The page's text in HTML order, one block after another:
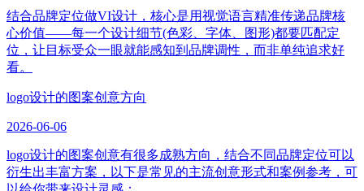
结合品牌定位做VI设计，核心是用视觉语言精准传递品牌核
心价值——每一个设计细节(色彩、字体、图形)都要匹配定
位，让目标受众一眼就能感知到品牌调性，而非单纯追求好
看。
logo设计的图案创意方向
2026-06-06
logo设计的图案创意有很多成熟方向，结合不同品牌定位可以
衍生出丰富方案，以下是常见的主流创意形式和案例参考，可